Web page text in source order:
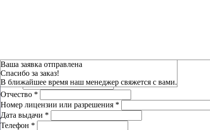
Зарезервировать
Фамилия*
Имя*
Отчество *
Номер лицензии или разрешения *
Дата выдачи *
Телефон *
Ваша заявка отправлена
Спасибо за заказ!
В ближайшее время наш менеджер свяжется с вами.